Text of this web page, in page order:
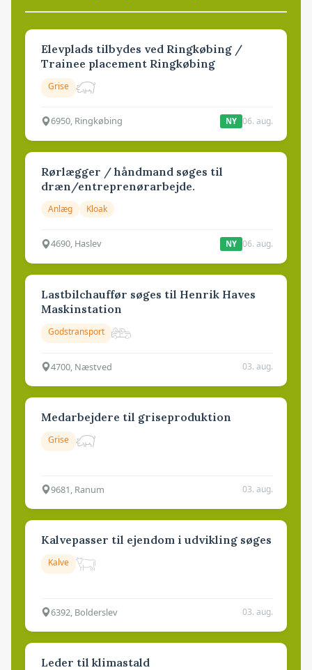
Elevplads tilbydes ved Ringkøbing /
Trainee placement Ringkøbing
Grise
6950, Ringkøbing NY 06. aug.
Rørlægger / håndmand søges til
dræn/entreprenørarbejde.
Anlæg Kloak
4690, Haslev NY 06. aug.
Lastbilchauffør søges til Henrik Haves
Maskinstation
Godstransport
4700, Næstved 03. aug.
Medarbejdere til griseproduktion
Grise
9681, Ranum 03. aug.
Kalvepasser til ejendom i udvikling søges
Kalve
6392, Bolderslev 03. aug.
Leder til klimastald